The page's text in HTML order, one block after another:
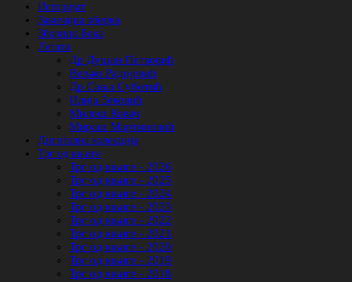
Историјат
Завичајна збирка
Зборник Бока
Легати
Др Душан Петковић
Вељко Радојевић
Др Сања Суботић
Илија Зековић
Милош Ковач
Мираш Мартиновић
Дигитална колекција
Трг од књиге
Трг од књиге - 2026
Трг од књиге - 2025
Трг од књиге - 2024
Трг од књиге - 2023
Трг од књиге - 2022
Трг од књиге - 2021
Трг од књиге - 2020
Трг од књиге - 2019
Трг од књиге - 2018